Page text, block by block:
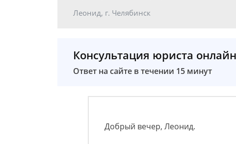
Леонид, г. Челябинск
Консультация юриста онлайн
Ответ на сайте в течении 15 минут
Добрый вечер, Леонид.